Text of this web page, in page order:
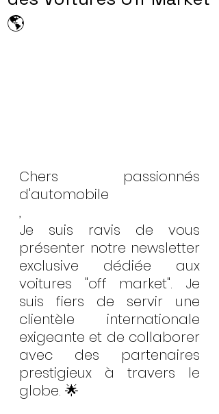
🌎
Chers passionnés
d'automobile
,
Je suis ravis de vous
présenter notre newsletter
exclusive dédiée aux
voitures "off market". Je
suis fiers de servir une
clientèle internationale
exigeante et de collaborer
avec des partenaires
prestigieux à travers le
globe. 🌟